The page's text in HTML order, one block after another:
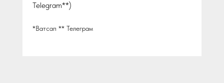
Telegram**)
*Ватсап ** Телеграм